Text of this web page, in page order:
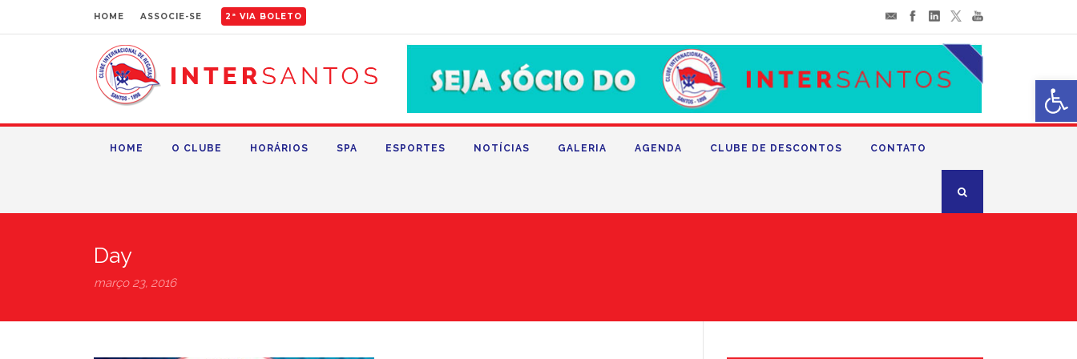
HOME ASSOCIE-SE 2ª VIA BOLETO
HOME O CLUBE HORÁRIOS SPA ESPORTES NOTÍCIAS GALERIA AGENDA CLUBE DE DESCONTOS CONTATO
Day
março 23, 2016
Abrir